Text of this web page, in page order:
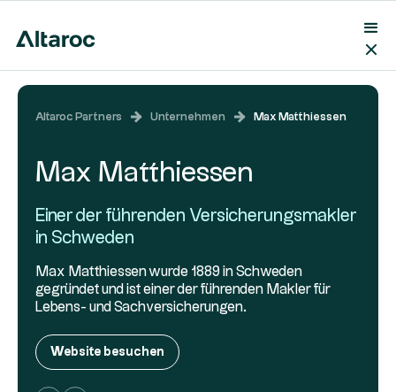
Altaroc Partners Unternehmen Max Matthiessen
Max Matthiessen
Einer der führenden Versicherungsmakler
in Schweden
Max Matthiessen wurde 1889 in Schweden
gegründet und ist einer der führenden Makler für
Lebens- und Sachversicherungen.
Website besuchen